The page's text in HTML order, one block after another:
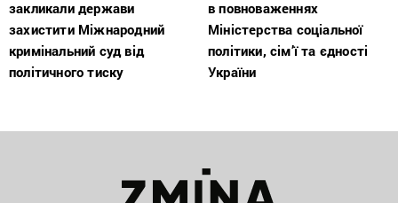
закликали держави
захистити Міжнародний
кримінальний суд від
політичного тиску
в повноваженнях
Міністерства соціальної
політики, сім’ї та єдності
України